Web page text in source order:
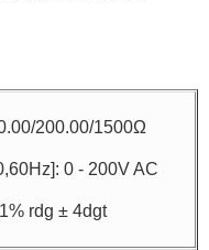
200.00/1500Ω
0 - 200V AC
rdg ± 4dgt